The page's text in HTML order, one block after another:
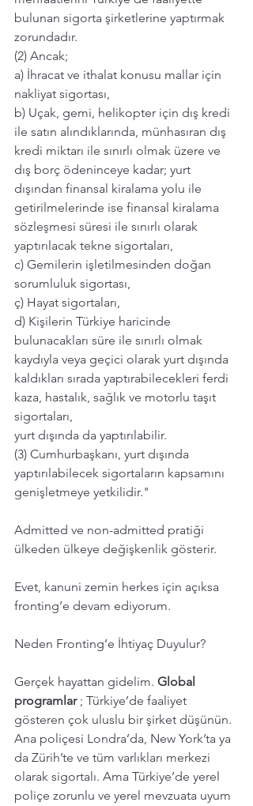
bulunan sigorta şirketlerine yaptırmak
zorundadır.
(2) Ancak;
a) İhracat ve ithalat konusu mallar için
nakliyat sigortası,
b) Uçak, gemi, helikopter için dış kredi
ile satın alındıklarında, münhasıran dış
kredi miktarı ile sınırlı olmak üzere ve
dış borç ödeninceye kadar; yurt
dışından finansal kiralama yolu ile
getirilmelerinde ise finansal kiralama
sözleşmesi süresi ile sınırlı olarak
yaptırılacak tekne sigortaları,
c) Gemilerin işletilmesinden doğan
sorumluluk sigortası,
ç) Hayat sigortaları,
d) Kişilerin Türkiye haricinde
bulunacakları süre ile sınırlı olmak
kaydıyla veya geçici olarak yurt dışında
kaldıkları sırada yaptırabilecekleri ferdi
kaza, hastalık, sağlık ve motorlu taşıt
sigortaları,
yurt dışında da yaptırılabilir.
(3) Cumhurbaşkanı, yurt dışında
yaptırılabilecek sigortaların kapsamını
genişletmeye yetkilidir."
Admitted ve non-admitted pratiği
ülkeden ülkeye değişkenlik gösterir.
Evet, kanuni zemin herkes için açıksa
fronting’e devam ediyorum.
Neden Fronting’e İhtiyaç Duyulur?
Gerçek hayattan gidelim. Global
programlar ; Türkiye’de faaliyet
gösteren çok uluslu bir şirket düşünün.
Ana poliçesi Londra’da, New York’ta ya
da Zürih’te ve tüm varlıkları merkezi
olarak sigortalı. Ama Türkiye’de yerel
poliçe zorunlu ve yerel mevzuata uyum